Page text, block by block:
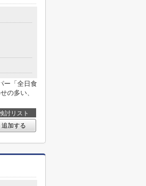
ー「全日食
の多い、
討リスト
追加する